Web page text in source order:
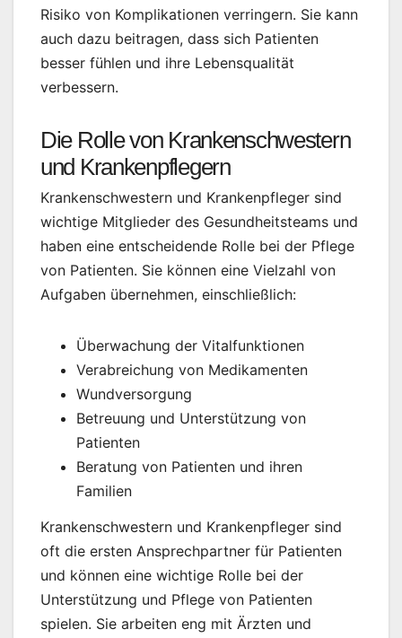
Risiko von Komplikationen verringern. Sie kann
auch dazu beitragen, dass sich Patienten
besser fühlen und ihre Lebensqualität
verbessern.
Die Rolle von Krankenschwestern
und Krankenpflegern
Krankenschwestern und Krankenpfleger sind
wichtige Mitglieder des Gesundheitsteams und
haben eine entscheidende Rolle bei der Pflege
von Patienten. Sie können eine Vielzahl von
Aufgaben übernehmen, einschließlich:
Überwachung der Vitalfunktionen
Verabreichung von Medikamenten
Wundversorgung
Betreuung und Unterstützung von
Patienten
Beratung von Patienten und ihren
Familien
Krankenschwestern und Krankenpfleger sind
oft die ersten Ansprechpartner für Patienten
und können eine wichtige Rolle bei der
Unterstützung und Pflege von Patienten
spielen. Sie arbeiten eng mit Ärzten und